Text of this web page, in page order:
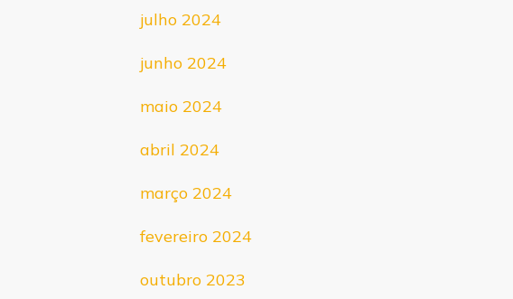
julho 2024
junho 2024
maio 2024
abril 2024
março 2024
fevereiro 2024
outubro 2023